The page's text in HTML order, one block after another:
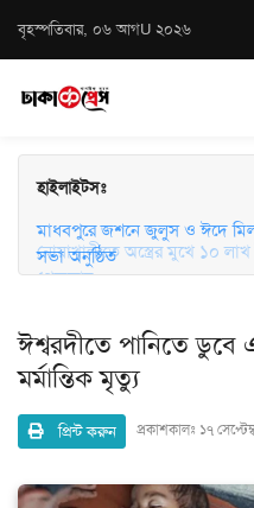
বৃহস্পতিবার, ০৬ আগU ২০২৬
হাইলাইটসঃ
নোয়াখালীতে অস্ত্রের মুখে ১০ লাখ
মাধবপুরে জশনে জুলুস ও ঈদে
সভা অনুষ্ঠিত
ঈশ্বরদীতে পানিতে
মর্মান্তিক মৃত্যু
প্রিন্ট করুন প্রকাশকালঃ ১৭